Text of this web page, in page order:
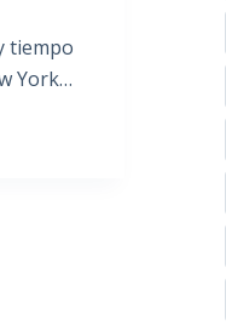
tiempo
York…